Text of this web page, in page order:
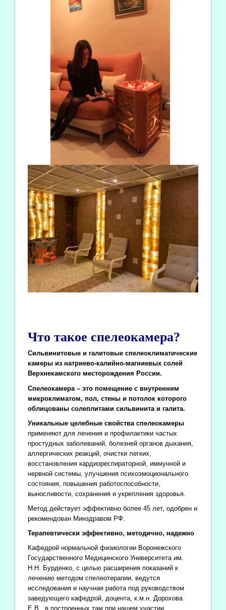
Что такое спелеокамера?
Сильвинитовые и галитовые спелеоклиматические
камеры из натриево-калийно-магниевых солей
Верхнекамского месторождения России.
Спелеокамера – это помещение с внутренним
микроклиматом, пол, стены и потолок которого
облицованы солеплитами сильвинита и галита.
Уникальные целебные свойства спелеокамеры
применяют для лечения и профилактики частых
простудных заболеваний, болезней органов дыхания,
аллергических реакций, очистки легких,
восстановления кардиореспираторной, иммунной и
нервной системы, улучшения психоэмоционального
состояния, повышения работоспособности,
выносливости, сохранения и укрепления здоровья.
Метод действует эффективно более 45 лет, одобрен и
рекомендован Минздравом РФ.
Терапевтически эффективно, методично, надежно
Кафедрой нормальной физиологии Воронежского
Государственного Медицинского Университета им.
Н.Н. Бурденко, с целью расширения показаний к
лечению методом спелеотерапии, ведутся
исследования и научная работа под руководством
заведующего кафедрой, доцента, к.м.н. Дорохова
Е.В., в построенных там при нашем участии